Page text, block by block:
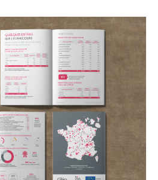
Rapport d’activité 2024 –
AMPP Viala
Une confiance renouvelée de
l’IPGP pour la mise en page
du rapport annuel 2024
Création des livrets d’accueil
Licence & Masters pour l’IPGP
: une unité visuelle au service
de la cohérence
institutionnelle